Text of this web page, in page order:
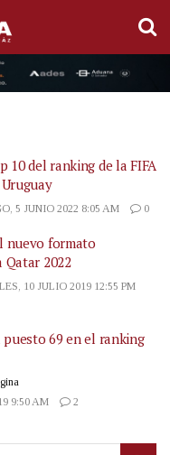
10 del ranking de la FIFA
5 JUNIO 2022 8:05 AM 0
nuevo formato
2022
10 JULIO 2019 12:55 PM
69 en el ranking
9:50 AM
2